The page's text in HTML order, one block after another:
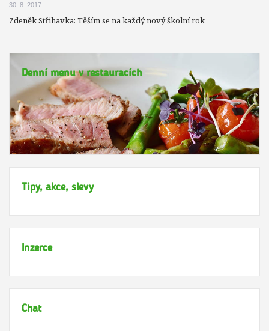
30. 8. 2017
Zdeněk Střihavka: Těším se na každý nový školní rok
Denní menu v restauracích
Tipy, akce, slevy
Inzerce
Chat